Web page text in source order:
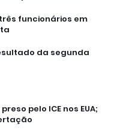
funcionários em
da segunda
pelo ICE nos EUA;